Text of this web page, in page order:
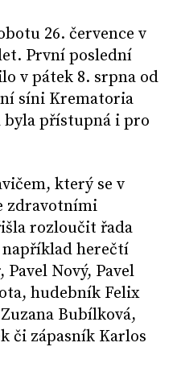
26. července v
První poslední
v pátek 8. srpna od
síni Krematoria
byla přístupná i pro
který se v
zdravotními
rozloučit řada
herečtí
Nový, Pavel
hudebník Felix
Bubílková,
či zápasník Karlos